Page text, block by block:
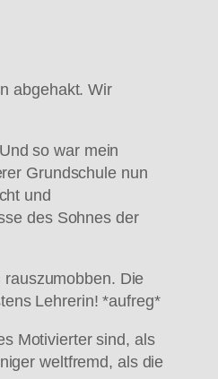
abgehakt. Wir
so war mein
Grundschule nun
und
des Sohnes der
Die
Lehrerin! *aufreg*
Motivierter sind, als
weltfremd, als die